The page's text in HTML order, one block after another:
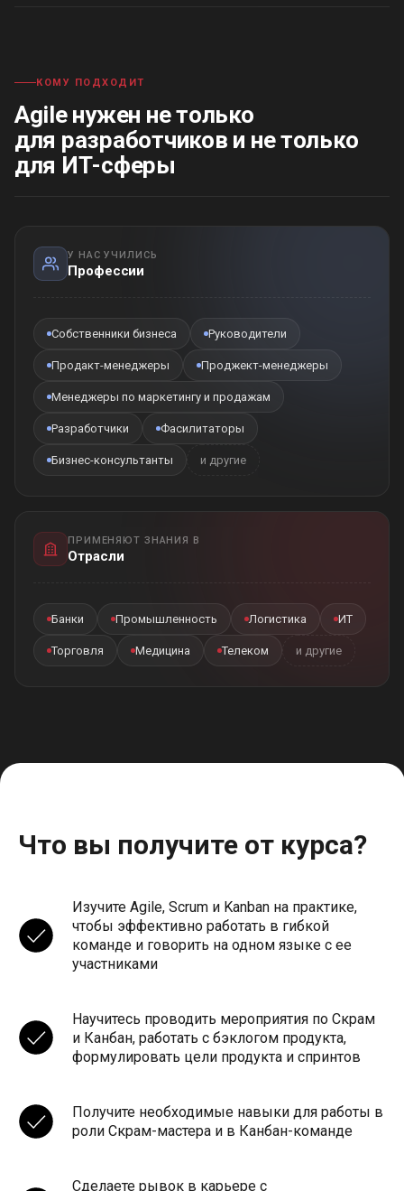
КОМУ ПОДХОДИТ
Agile нужен не только
для разработчиков и не только
для ИТ-сферы
У НАС УЧИЛИСЬ
Профессии
Собственники бизнеса Руководители
Продакт-менеджеры Проджект-менеджеры
Менеджеры по маркетингу и продажам
Разработчики Фасилитаторы
Бизнес-консультанты и другие
ПРИМЕНЯЮТ ЗНАНИЯ В
Отрасли
Банки Промышленность Логистика ИТ
Торговля Медицина Телеком и другие
Что вы получите от курса?
Изучите Agile, Scrum и Kanban на практике,
чтобы эффективно работать в гибкой
команде и говорить на одном языке с ее
участниками
Научитесь проводить мероприятия по Скрам
и Канбан, работать с бэклогом продукта,
формулировать цели продукта и спринтов
Получите необходимые навыки для работы в
роли Скрам-мастера и в Канбан-команде
Сделаете рывок в карьере с